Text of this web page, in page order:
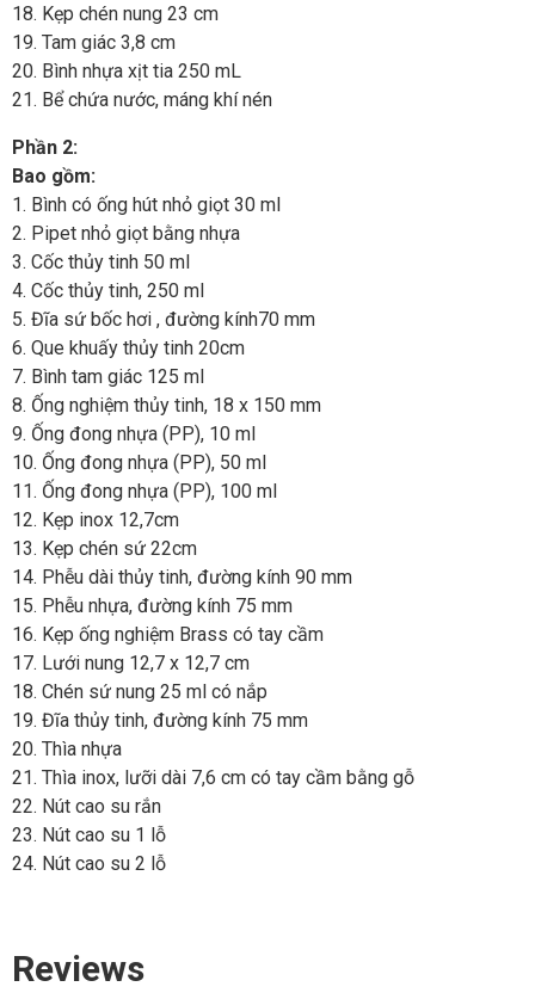
18. Kẹp chén nung 23 cm
19. Tam giác 3,8 cm
20. Bình nhựa xịt tia 250 mL
21. Bể chứa nước, máng khí nén
Phần 2:
Bao gồm:
1. Bình có ống hút nhỏ giọt 30 ml
2. Pipet nhỏ giọt bằng nhựa
3. Cốc thủy tinh 50 ml
4. Cốc thủy tinh, 250 ml
5. Đĩa sứ bốc hơi , đường kính70 mm
6. Que khuấy thủy tinh 20cm
7. Bình tam giác 125 ml
8. Ống nghiệm thủy tinh, 18 x 150 mm
9. Ống đong nhựa (PP), 10 ml
10. Ống đong nhựa (PP), 50 ml
11. Ống đong nhựa (PP), 100 ml
12. Kẹp inox 12,7cm
13. Kẹp chén sứ 22cm
14. Phễu dài thủy tinh, đường kính 90 mm
15. Phễu nhựa, đường kính 75 mm
16. Kẹp ống nghiệm Brass có tay cầm
17. Lưới nung 12,7 x 12,7 cm
18. Chén sứ nung 25 ml có nắp
19. Đĩa thủy tinh, đường kính 75 mm
20. Thìa nhựa
21. Thìa inox, lưỡi dài 7,6 cm có tay cầm bằng gỗ
22. Nút cao su rắn
23. Nút cao su 1 lỗ
24. Nút cao su 2 lỗ
Reviews